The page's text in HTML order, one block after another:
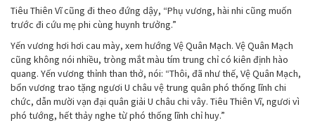
Tiêu Thiên Vĩ cũng đi theo đứng dậy, “Phụ vương, hài nhi cũng muốn
trước đi cứu mẹ phi cùng huynh trưởng.”
Yến vương hơi hơi cau mày, xem hướng Vệ Quân Mạch. Vệ Quân Mạch
cũng không nói nhiều, tròng mắt màu tím trung chỉ có kiên định hào
quang. Yến vương thỉnh than thở, nói: “Thôi, đã như thế, Vệ Quân Mạch,
bổn vương trao tặng ngươi U châu vệ trung quân phó thống lĩnh chi
chức, dẫn mười vạn đại quân giải U châu chi vây. Tiêu Thiên Vĩ, ngươi vì
phó tướng, hết thảy nghe từ phó thống lĩnh chỉ huy.”